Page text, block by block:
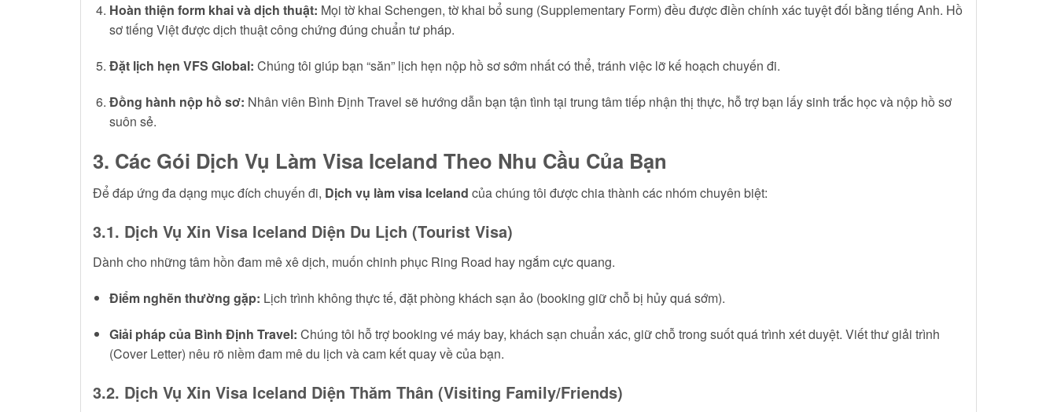
Hoàn thiện form khai và dịch thuật: Mọi tờ khai Schengen, tờ khai bổ sung (Supplementary Form) đều được điền chính xác tuyệt đối bằng tiếng Anh. Hồ
sơ tiếng Việt được dịch thuật công chứng đúng chuẩn tư pháp.
Đặt lịch hẹn VFS Global: Chúng tôi giúp bạn “săn” lịch hẹn nộp hồ sơ sớm nhất có thể, tránh việc lỡ kế hoạch chuyến đi.
Đồng hành nộp hồ sơ: Nhân viên Bình Định Travel sẽ hướng dẫn bạn tận tình tại trung tâm tiếp nhận thị thực, hỗ trợ bạn lấy sinh trắc học và nộp hồ sơ
suôn sẻ.
3. Các Gói Dịch Vụ Làm Visa Iceland Theo Nhu Cầu Của Bạn
Để đáp ứng đa dạng mục đích chuyến đi, Dịch vụ làm visa Iceland của chúng tôi được chia thành các nhóm chuyên biệt:
3.1. Dịch Vụ Xin Visa Iceland Diện Du Lịch (Tourist Visa)
Dành cho những tâm hồn đam mê xê dịch, muốn chinh phục Ring Road hay ngắm cực quang.
Điểm nghẽn thường gặp: Lịch trình không thực tế, đặt phòng khách sạn ảo (booking giữ chỗ bị hủy quá sớm).
Giải pháp của Bình Định Travel: Chúng tôi hỗ trợ booking vé máy bay, khách sạn chuẩn xác, giữ chỗ trong suốt quá trình xét duyệt. Viết thư giải trình
(Cover Letter) nêu rõ niềm đam mê du lịch và cam kết quay về của bạn.
3.2. Dịch Vụ Xin Visa Iceland Diện Thăm Thân (Visiting Family/Friends)